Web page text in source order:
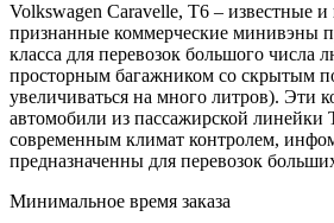
Volkswagen Caravelle, Т6 – известные
признанные коммерческие минивэны
класса для перевозок большого числа
просторным багажником со скрытым
увеличиваться на много литров). Эти
автомобили из пассажирской линейки
современным климат контролем,
предназначенны для перевозок
Минимальное время заказа